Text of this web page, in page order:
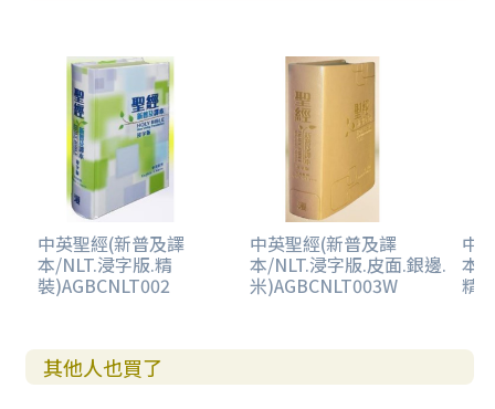
中英聖經(新普及譯
本/NLT.浸字版.精
裝)AGBCNLT002
中英聖經(新普及譯
本/NLT.浸字版.皮面.銀邊.
米)AGBCNLT003W
中
本/
精
其他人也買了